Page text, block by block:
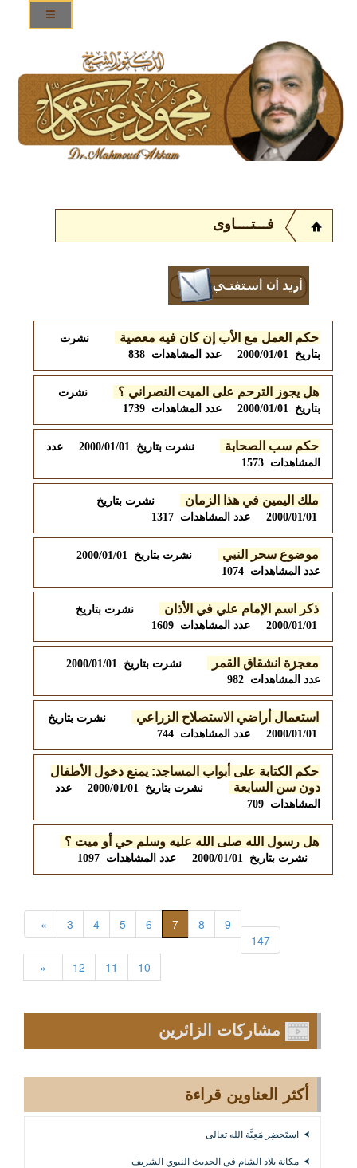
فـــتــــاوى
حكم العمل مع الأب إن كان فيه معصية
نشرت
بتاريخ 2000/01/01 عدد المشاهدات 838
هل يجوز الترحم على الميت النصراني ؟
نشرت
بتاريخ 2000/01/01 عدد المشاهدات 1739
حكم سب الصحابة
نشرت بتاريخ 2000/01/01 عدد
المشاهدات 1573
ملك اليمين في هذا الزمان
نشرت بتاريخ
موضوع سحر النبي
عدد المشاهدات 1074
ذكر اسم الإمام علي في الأذان
نشرت بتاريخ
معجزة انشقاق القمر
عدد المشاهدات 982
استعمال أراضي الاستصلاح الزراعي
نشرت بتاريخ
حكم الكتابة على أبواب المساجد: يمنع دخول الأطفال
دون سن السابعة
نشرت بتاريخ 2000/01/01 عدد
المشاهدات 709
هل رسول الله صلى الله عليه وسلم حي أو ميت ؟
نشرت بتاريخ 2000/01/01 عدد المشاهدات 1097
» 3 4 5 6 7 8 9
10
11
12
«
147
مشاركات الزائرين
أكثر العناوين قراءة
استَحضِر مَعِيَّة الله تعالى
مكانة بلاد الشام في الحديث النبوي الشريف